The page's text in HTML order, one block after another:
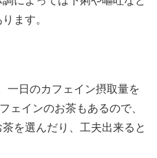
ます。
一日のカフェイン摂取量を
ェインのお茶もあるので、
を選んだり、工夫出来ると